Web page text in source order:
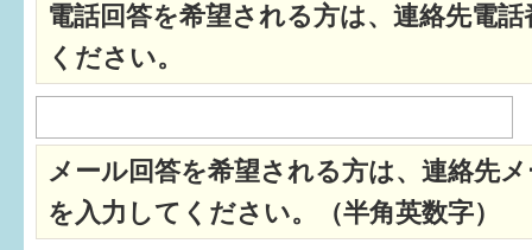
電話回答を希望される方は、連絡先電
ください。
メール回答を希望される方は、連絡先
を入力してください。（半角英数字）
福井市図書館オススメの本
お出かけ情報
パパもママも子育て
ワンポイント英会話